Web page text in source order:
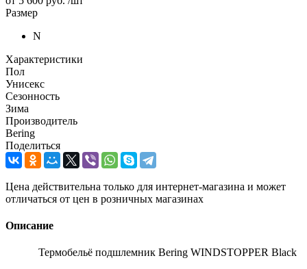
Размер
N
Характеристики
Пол
Унисекс
Сезонность
Зима
Производитель
Bering
Поделиться
Цена действительна только для интернет-магазина и может
отличаться от цен в розничных магазинах
Описание
Термобельё подшлемник Bering WINDSTOPPER Black